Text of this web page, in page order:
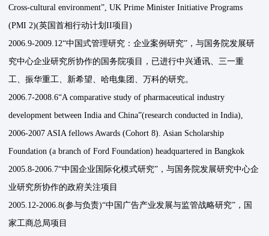
Cross-cultural environment”, UK Prime Minister Initiative Programs
(PMI 2)(英国首相行动计划II项目)
2006.9-2009.12“中国式管理研究：企业案例研究”，与国务院发展研
究中心企业研究所协作的国务院项目，已进行中兴通讯、三一重
工、振华重工、新希望、哈电集团、万科的研究。
2006.7-2008.6“A comparative study of pharmaceutical industry
development between India and China”(research conducted in India),
2006-2007 ASIA fellows Awards (Cohort 8). Asian Scholarship
Foundation (a branch of Ford Foundation) headquartered in Bangkok
2005.8-2006.7“中国企业国际化模式研究”，与国务院发展研究中心企
业研究所协作的政府关注项目
2005.12-2006.8(参与负责)“中国广告产业发展与监管战略研究”，国
家工商总局项目